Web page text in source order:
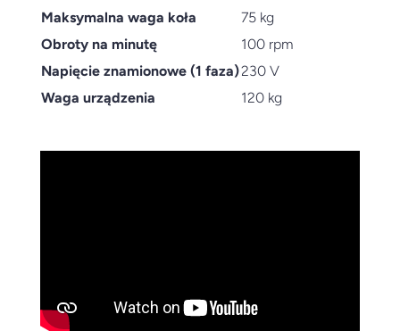
Maksymalna waga koła
75 kg
Obroty na minutę
100 rpm
Napięcie znamionowe (1 faza)230 V
Waga urządzenia
120 kg